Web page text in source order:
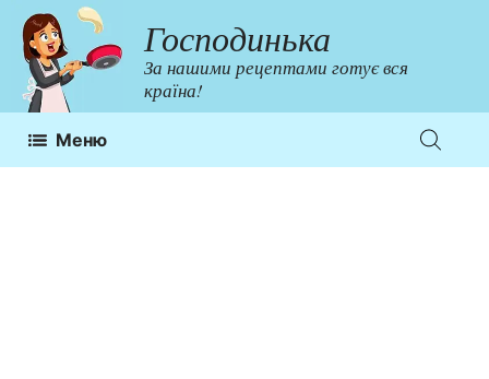
Перейти
до
контенту
Господинька
За нашими рецептами готує вся
країна!
Меню